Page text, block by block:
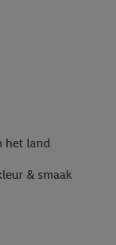
het land
& smaak